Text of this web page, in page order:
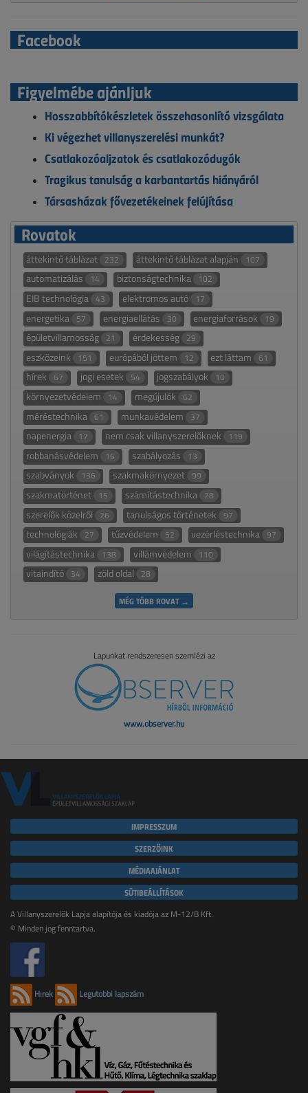
Facebook
Figyelmébe ajánljuk
Hosszabbítókészletek összehasonlító vizsgálata
Ki végezhet villanyszerelési munkát?
Csatlakozóaljzatok és csatlakozódugók
Tragikus tanulság a karbantartás hiányáról
Társasházak fővezetékeinek felújítása
Rovatok
áttekintő táblázat 232 áttekintő táblázat alapján 107
automatizálás 14 biztonságtechnika 102
EIB technológia 43 elektromos autó 17
energetika 57 energiaellátás 30 energiaforrások 19
épületvillamosság 21 érdekesség 29
eszközeink 151 európából jöttem 12 ezt láttam 61
hírek 67 jogi esetek 54 jogszabályok 10
környezetvédelem 14 megújulók 62
méréstechnika 61 munkavédelem 37
napenergia 17 nem csak villanyszerelőknek 119
robbanásvédelem 16 szabályozás 13
szabványok 136 szakmakörnyezet 99
szakmatörténet 15 számítástechnika 28
szerelők közelről 26 tanulságos történetek 97
technológiák 27 tűzvédelem 52 vezérléstechnika 97
világítástechnika 138 villámvédelem 110
vitaindító 34 zöld oldal 28
MÉG TÖBB ROVAT →
Lapunkat rendszeresen szemlézi az
www.observer.hu
IMPRESSZUM
SZERZŐINK
MÉDIAAJÁNLAT
SÜTIBEÁLLÍTÁSOK
A Villanyszerelők Lapja alapítója és kiadója az M-12/B Kft.
© Minden jog fenntartva.
Hírek Legutóbbi lapszám